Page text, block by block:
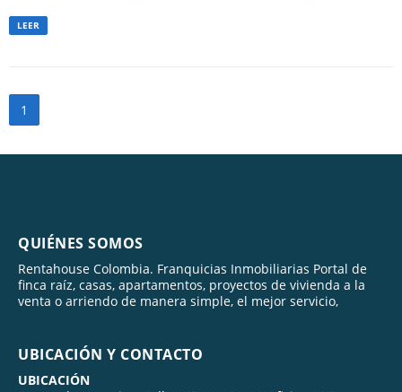
LEER
1
QUIÉNES SOMOS
Rentahouse Colombia. Franquicias Inmobiliarias Portal de
finca raíz, casas, apartamentos, proyectos de vivienda a la
venta o arriendo de manera simple, el mejor servicio,
UBICACIÓN Y CONTACTO